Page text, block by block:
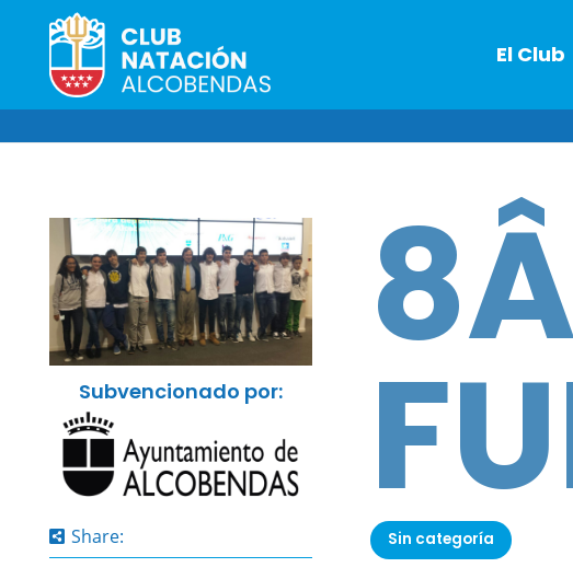
El Club
Subvencionado por:
Share: Sin categoría